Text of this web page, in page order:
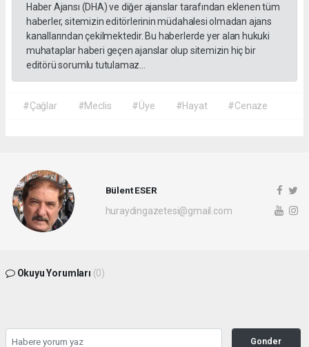
Haber Ajansı (DHA) ve diğer ajanslar tarafından eklenen tüm
haberler, sitemizin editörlerinin müdahalesi olmadan ajans
kanallarından çekilmektedir. Bu haberlerde yer alan hukuki
muhataplar haberi geçen ajanslar olup sitemizin hiç bir
editörü sorumlu tutulamaz...
#Çağlar #Meclis #Üye #Hayat #Cenaze
Bülent ESER
huraydingazetesi@gmail.com
Okuyu Yorumları (0)
Gonder